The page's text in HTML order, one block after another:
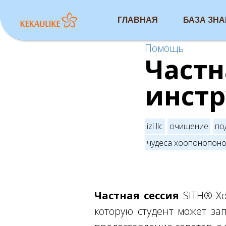
ГЛАВНАЯ БАЗА
Помощь
izi llc очищение
чудеса хоопонопоно
Частная сессия SITH®
которую студент может